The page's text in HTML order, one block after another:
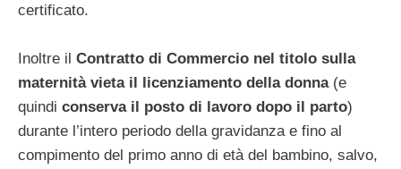
certificato.
Inoltre il Contratto di Commercio nel titolo sulla
maternità vieta il licenziamento della donna (e
quindi conserva il posto di lavoro dopo il parto)
durante l’intero periodo della gravidanza e fino al
compimento del primo anno di età del bambino, salvo,